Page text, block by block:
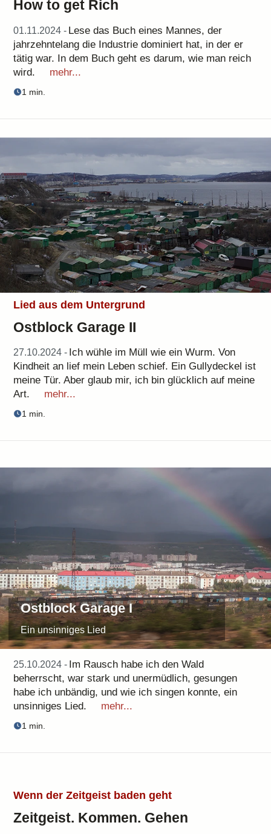
How to get Rich
01.11.2024 - Lese das Buch eines Mannes, der
jahrzehntelang die Industrie dominiert hat, in der er
tätig war. In dem Buch geht es darum, wie man reich
wird.
mehr...
1 min.
Lied aus dem Untergrund
Ostblock Garage II
27.10.2024 - Ich wühle im Müll wie ein Wurm. Von
Kindheit an lief mein Leben schief. Ein Gullydeckel ist
meine Tür. Aber glaub mir, ich bin glücklich auf meine
Art.
mehr...
1 min.
Ostblock Garage I
Ein unsinniges Lied
25.10.2024 - Im Rausch habe ich den Wald
beherrscht, war stark und unermüdlich, gesungen
habe ich unbändig, und wie ich singen konnte, ein
unsinniges Lied.
mehr...
1 min.
Wenn der Zeitgeist baden geht
Zeitgeist. Kommen. Gehen